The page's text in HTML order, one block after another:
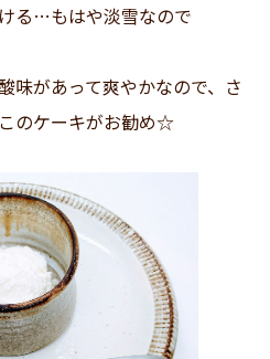
る…もはや淡雪なので
味があって爽やかなので、さ
のケーキがお勧め☆